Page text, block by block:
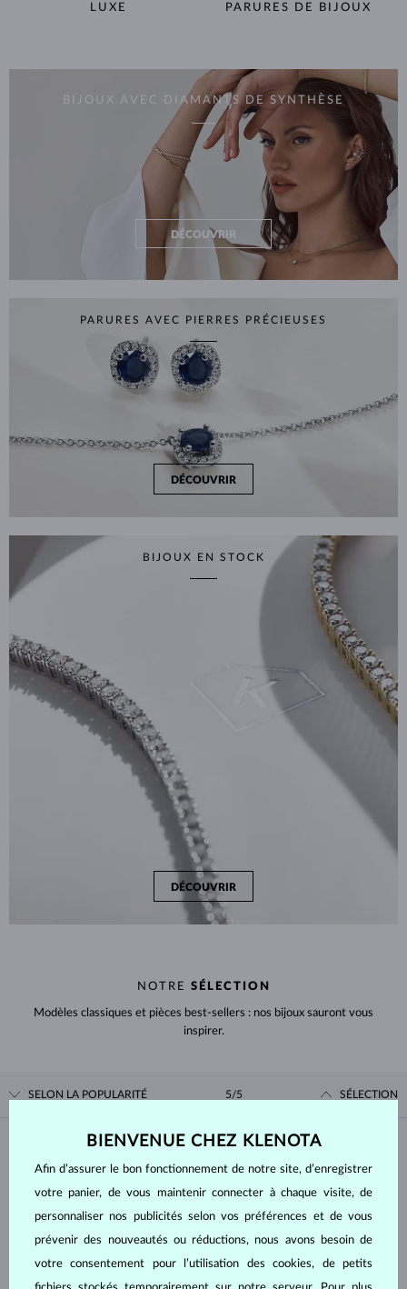
LUXE PARURES DE BIJOUX
BIJOUX AVEC DIAMANTS DE SYNTHÈSE
DÉCOUVRIR
PARURES AVEC PIERRES PRÉCIEUSES
DÉCOUVRIR
BIJOUX EN STOCK
DÉCOUVRIR
NOTRE SÉLECTION
Modèles classiques et pièces best-sellers : nos bijoux sauront vous
inspirer.
SELON LA POPULARITÉ 5/5 SÉLECTION
OR BLANC OR JAUNE
ARGENT
BIENVENUE CHEZ KLENOTA
Afin d’assurer le bon fonctionnement de notre site, d’enregistrer
votre panier, de vous maintenir connecter à chaque visite, de
personnaliser nos publicités selon vos préférences et de vous
prévenir des nouveautés ou réductions, nous avons besoin de
votre consentement pour l’utilisation des cookies, de petits